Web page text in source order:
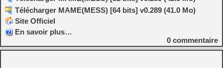
Télécharger MAME(MESS) [64 bits] v0.289 (41.0 Mo)
Site Officiel
En savoir plus…
0 commentaire